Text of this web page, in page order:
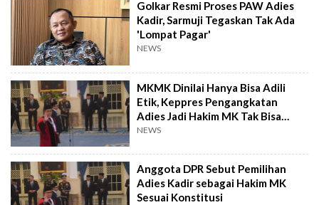
Golkar Resmi Proses PAW Adies
Kadir, Sarmuji Tegaskan Tak Ada
'Lompat Pagar'
NEWS
MKMK Dinilai Hanya Bisa Adili
Etik, Keppres Pengangkatan
Adies Jadi Hakim MK Tak Bisa
Dibatalkan?
NEWS
Anggota DPR Sebut Pemilihan
Adies Kadir sebagai Hakim MK
Sesuai Konstitusi